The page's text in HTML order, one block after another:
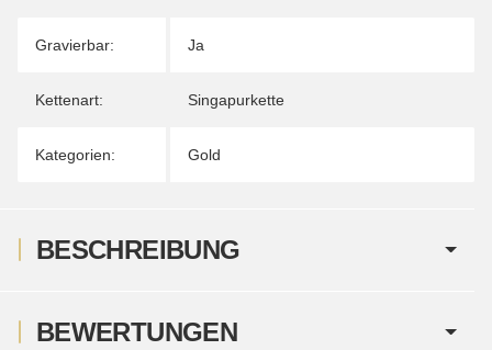
Gravierbar: Ja
Kettenart: Singapurkette
Kategorien: Gold
BESCHREIBUNG
BEWERTUNGEN